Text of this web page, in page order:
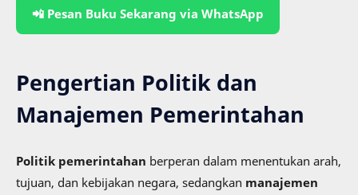
📲 Pesan Buku Sekarang via WhatsApp
Pengertian Politik dan
Manajemen Pemerintahan
Politik pemerintahan berperan dalam menentukan arah,
tujuan, dan kebijakan negara, sedangkan manajemen